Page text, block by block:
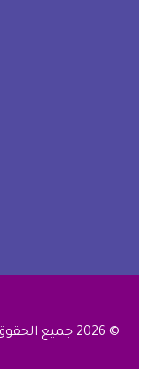
© 2026 جميع الحقوق محفوظة - شدو ديزاين للدعاية والإعلان